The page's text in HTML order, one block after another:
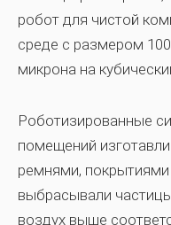
робот для чистой
среде с размером
микрона на
Роботизированные
помещений
ремнями,
выбрасывали
воздух выше